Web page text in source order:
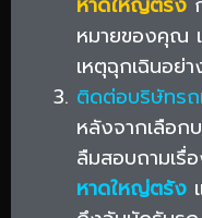
หมายของคุณ
เหตุฉุกเฉินอย่
ติดต่อบริษัทรถ
หลังจากเลือก
ลืมสอบถามเรื่
หาดใหญ่ตรัง